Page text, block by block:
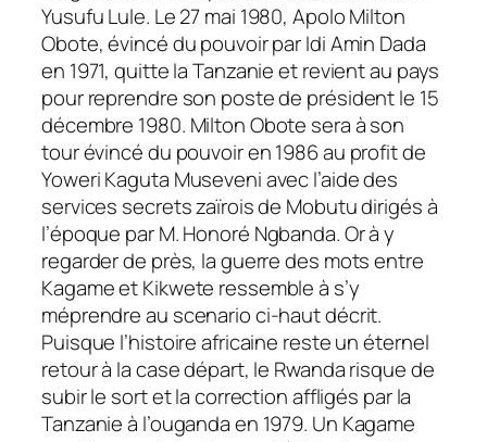
Yusufu Lule. Le 27 mai 1980, Apolo Milton
Obote, évincé du pouvoir par Idi Amin Dada
en 1971, quitte la Tanzanie et revient au pays
pour reprendre son poste de président le 15
décembre 1980. Milton Obote sera à son
tour évincé du pouvoir en 1986 au profit de
Yoweri Kaguta Museveni avec l’aide des
services secrets zaïrois de Mobutu dirigés à
l’époque par M. Honoré Ngbanda. Or à y
regarder de près, la guerre des mots entre
Kagame et Kikwete ressemble à s’y
méprendre au scenario ci-haut décrit.
Puisque l’histoire africaine reste un éternel
retour à la case départ, le Rwanda risque de
subir le sort et la correction affligés par la
Tanzanie à l’ouganda en 1979. Un Kagame